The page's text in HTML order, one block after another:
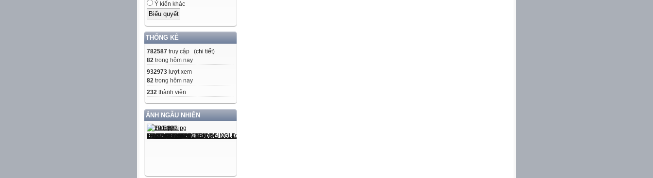
Ý kiến khác
THỐNG KÊ
782587 truy cập (chi tiết)
82 trong hôm nay
932973 lượt xem
82 trong hôm nay
232 thành viên
ẢNH NGẪU NHIÊN